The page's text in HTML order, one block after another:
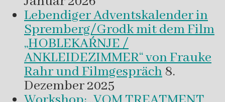
Lebendiger Adventskalender in
Spremberg/Grodk mit dem Film
„HOBLEKAŔNJE /
ANKLEIDEZIMMER“ von Frauke
Rahr und Filmgespräch 8.
Dezember 2025